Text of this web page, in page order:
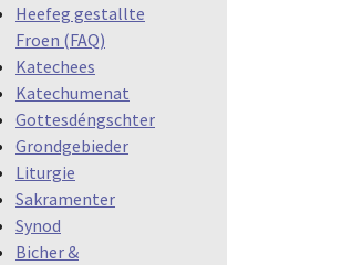
Heefeg gestallte
Froen (FAQ)
Katechees
Katechumenat
Gottesdéngschter
Grondgebieder
Liturgie
Sakramenter
Synod
Bicher &